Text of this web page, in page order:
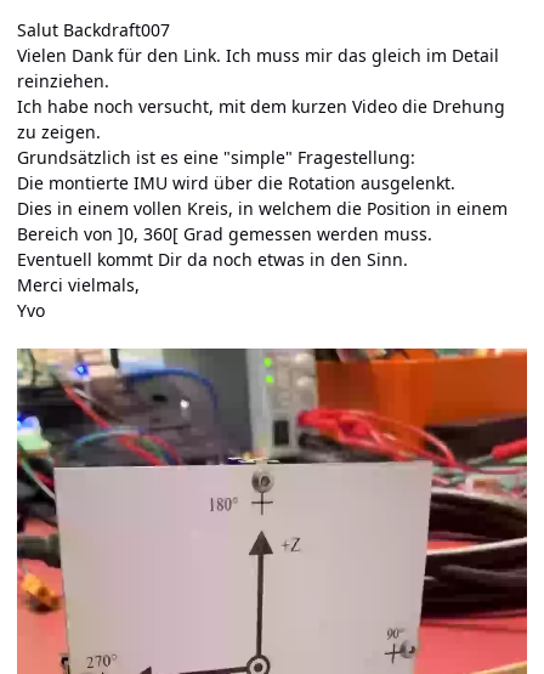
Salut Backdraft007
Vielen Dank für den Link. Ich muss mir das gleich im Detail
reinziehen.
Ich habe noch versucht, mit dem kurzen Video die Drehung
zu zeigen.
Grundsätzlich ist es eine "simple" Fragestellung:
Die montierte IMU wird über die Rotation ausgelenkt.
Dies in einem vollen Kreis, in welchem die Position in einem
Bereich von ]0, 360[ Grad gemessen werden muss.
Eventuell kommt Dir da noch etwas in den Sinn.
Merci vielmals,
Yvo